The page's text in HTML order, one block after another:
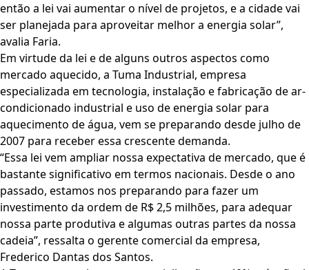
então a lei vai aumentar o nível de projetos, e a cidade vai
ser planejada para aproveitar melhor a energia solar”,
avalia Faria.
Em virtude da lei e de alguns outros aspectos como
mercado aquecido, a Tuma Industrial, empresa
especializada em tecnologia, instalação e fabricação de ar-
condicionado industrial e uso de energia solar para
aquecimento de água, vem se preparando desde julho de
2007 para receber essa crescente demanda.
“Essa lei vem ampliar nossa expectativa de mercado, que é
bastante significativo em termos nacionais. Desde o ano
passado, estamos nos preparando para fazer um
investimento da ordem de R$ 2,5 milhões, para adequar
nossa parte produtiva e algumas outras partes da nossa
cadeia”, ressalta o gerente comercial da empresa,
Frederico Dantas dos Santos.